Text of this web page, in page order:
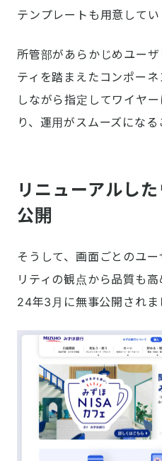
テンプレートも用意してい
所管部があらかじめユー
ティを踏まえたコンポー
しながら指定してワイヤ
り、運用がスムーズになる
リニューアルし
公開
そうして、画面ごとのユ
リティの観点から品質も
24年3月に無事公開されま